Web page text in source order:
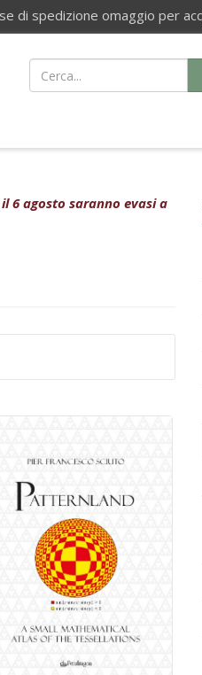
di spedizione omaggio per
6 agosto saranno evasi a